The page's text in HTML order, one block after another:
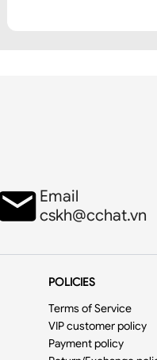
2. ĐẶC ĐIỂM SẢN
chuẩn- rất ít nhăn và dễ là
phụ nữ, thiết kế dáng
Email
cskh@cchat.vn
POLICIES
Terms of Service
VIP customer policy
Payment policy